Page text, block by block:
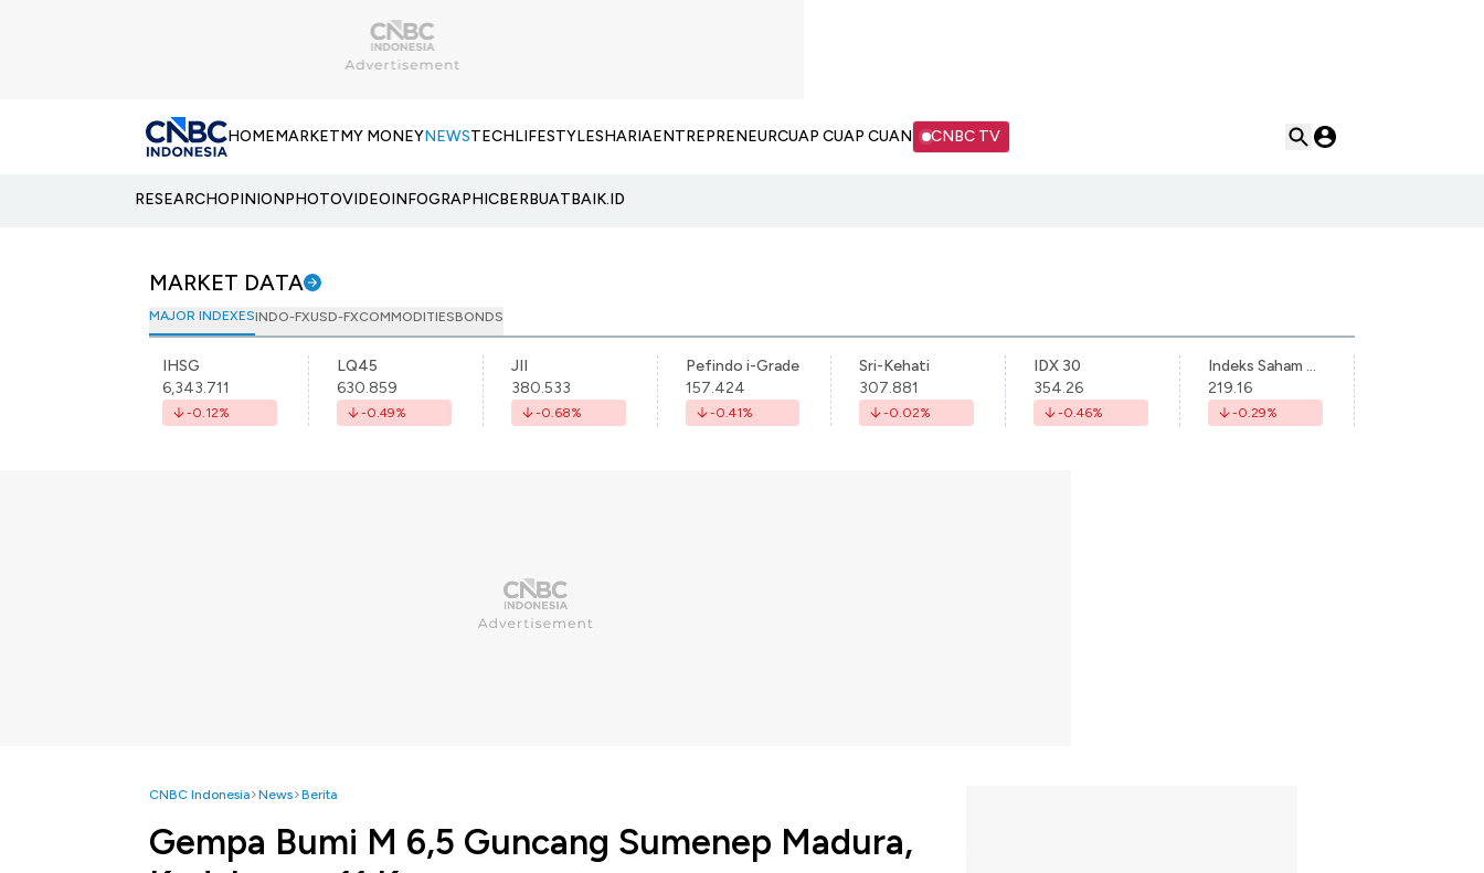
HOMEMARKETMY MONEYNEWSTECHLIFESTYLESHARIAENTREPRENEURCUAP CUAP CUAN CNBC TV
RESEARCHOPINIONPHOTOVIDEOINFOGRAPHICBERBUATBAIK.ID
MARKET DATA
MAJOR INDEXESINDO-FXUSD-FXCOMMODITIESBONDS
IHSG
6,343.711
-0.12%
LQ45
630.859
-0.49%
JII
380.533
-0.68%
Pefindo i-Grade
157.424
-0.41%
Sri-Kehati
307.881
-0.02%
IDX 30
354.26
-0.46%
Indeks Saham Syariah Indonesia
219.16
-0.29%
CNBC Indonesia News Berita
Gempa Bumi M 6,5 Guncang Sumenep Madura,